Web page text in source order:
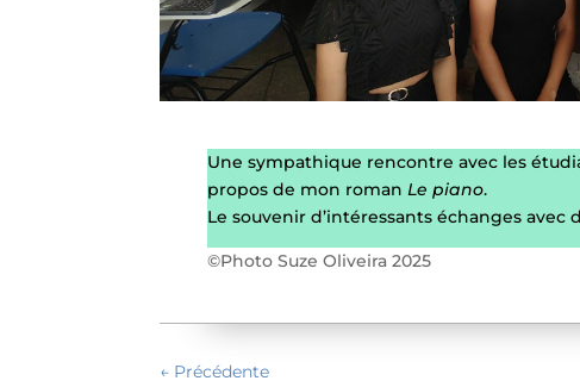
Une sympathique rencontre avec les
propos de mon romanLe piano.
Le souvenir d’intéressants échanges
©Photo Suze Oliveira 2025
← Précédente